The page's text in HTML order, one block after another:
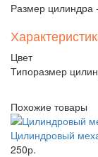
Размер
Цвет
Типоразмер
Похожие товары
Цилиндровый
250р.